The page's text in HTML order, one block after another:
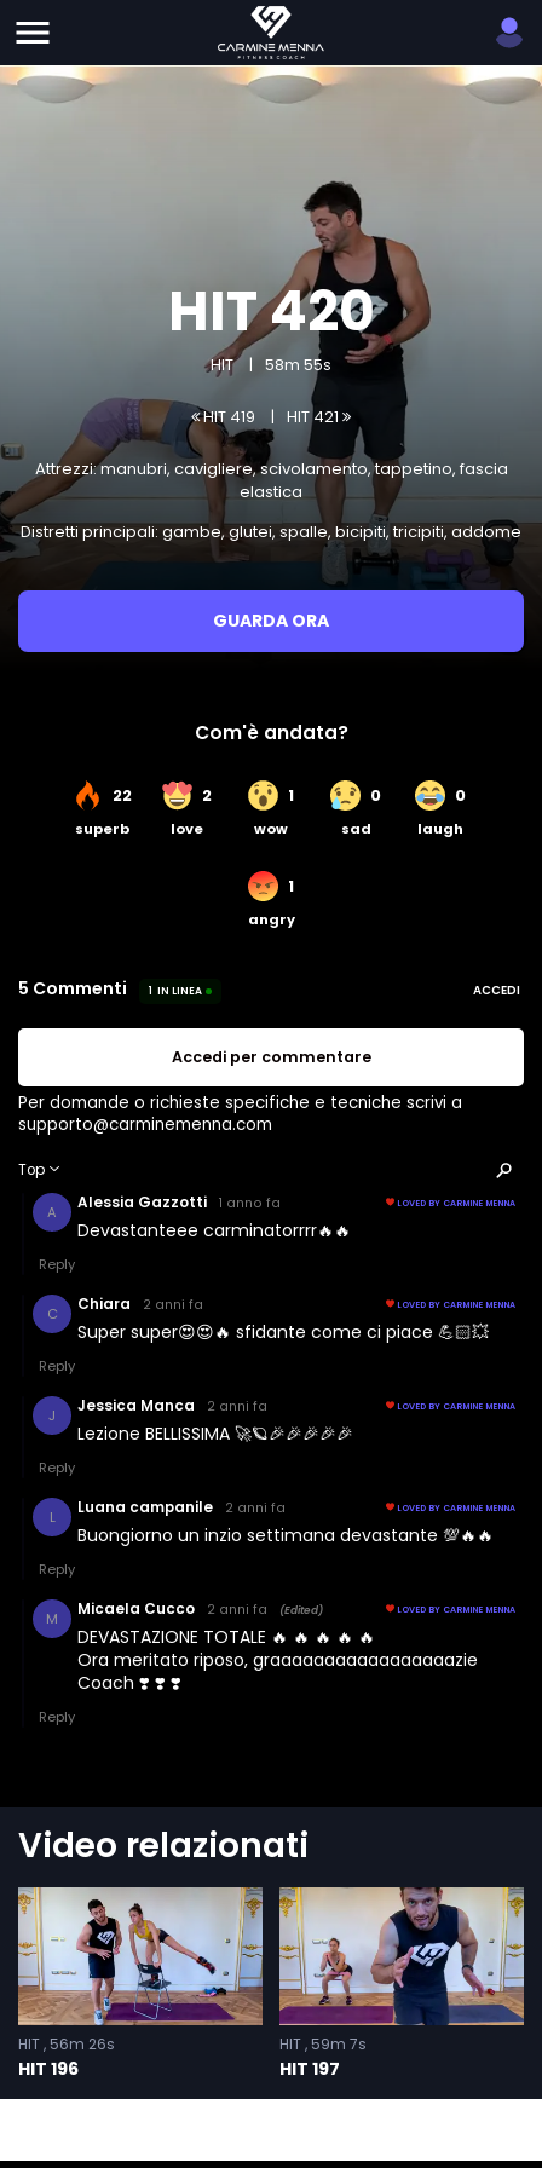
HIT 420
HIT 58m 55s
HIT 419 HIT 421
Attrezzi: manubri, cavigliere, scivolamento, tappetino, fascia
elastica
Distretti principali: gambe, glutei, spalle, bicipiti, tricipiti, addome
GUARDA ORA
Video relazionati
HIT 56m 26s
HIT 196
HIT 59m 7s
HIT 197